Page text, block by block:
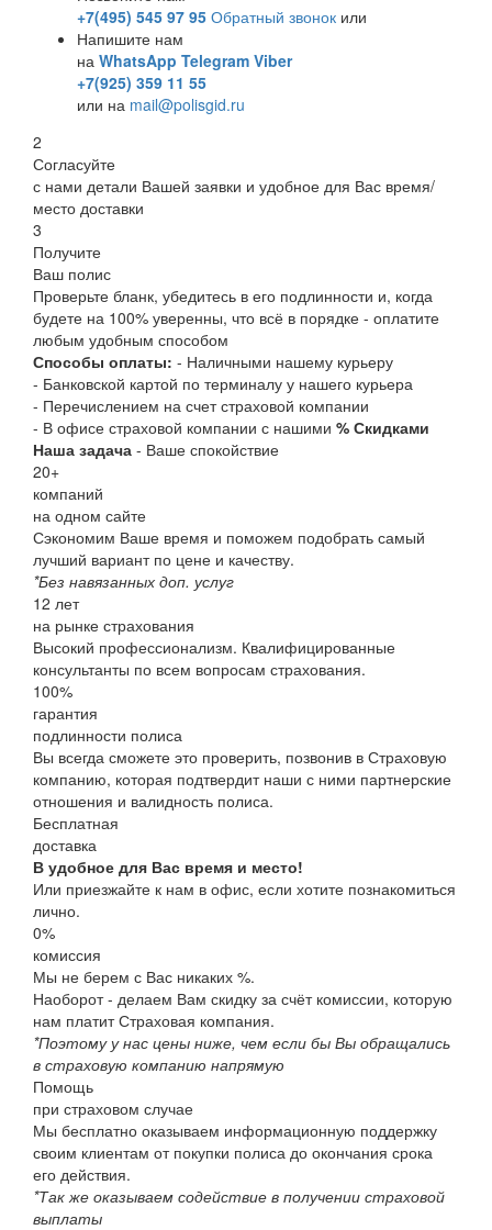
+7(495) 545 97 95 Обратный звонок или
Напишите нам
на WhatsApp Telegram Viber
+7(925) 359 11 55
или на mail@polisgid.ru
2
Согласуйте
с нами детали Вашей заявки и удобное для Вас время/
место доставки
3
Получите
Ваш полис
Проверьте бланк, убедитесь в его подлинности и, когда
будете на 100% уверенны, что всё в порядке - оплатите
любым удобным способом
Способы оплаты: - Наличными нашему курьеру
- Банковской картой по терминалу у нашего курьера
- Перечислением на счет страховой компании
- В офисе страховой компании с нашими % Скидками
Наша задача - Ваше спокойствие
20+
компаний
на одном сайте
Сэкономим Ваше время и поможем подобрать самый
лучший вариант по цене и качеству.
*Без навязанных доп. услуг
12 лет
на рынке страхования
Высокий профессионализм. Квалифицированные
консультанты по всем вопросам страхования.
100%
гарантия
подлинности полиса
Вы всегда сможете это проверить, позвонив в Страховую
компанию, которая подтвердит наши с ними партнерские
отношения и валидность полиса.
Бесплатная
доставка
В удобное для Вас время и место!
Или приезжайте к нам в офис, если хотите познакомиться
лично.
0%
комиссия
Мы не берем с Вас никаких %.
Наоборот - делаем Вам скидку за счёт комиссии, которую
нам платит Страховая компания.
*Поэтому у нас цены ниже, чем если бы Вы обращались
в страховую компанию напрямую
Помощь
при страховом случае
Мы бесплатно оказываем информационную поддержку
своим клиентам от покупки полиса до окончания срока
его действия.
*Так же оказываем содействие в получении страховой
выплаты